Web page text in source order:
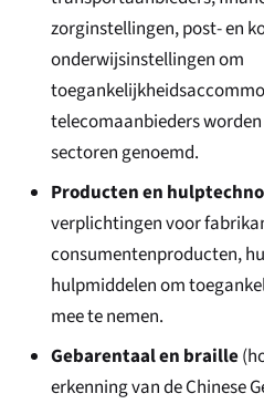
zorginstellingen, post- en
onderwijsinstellingen om
telecomaanbieders
sectoren genoemd.
Producten en
verplichtingen voor
consumentenproducten,
hulpmiddelen om
mee te nemen.
Gebarentaal en braille
erkenning van de Chinese